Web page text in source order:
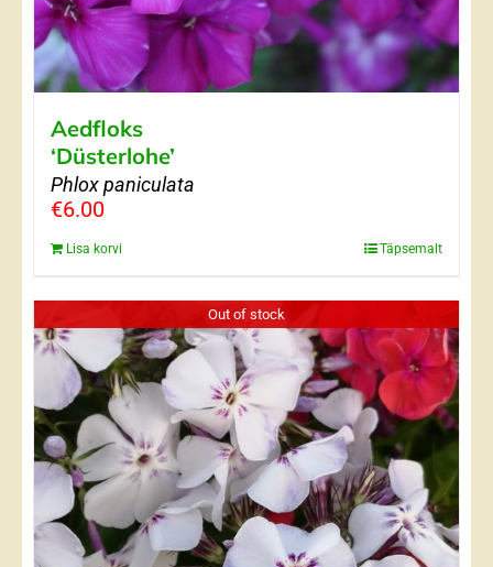
Aedfloks
‘Düsterlohe’
Phlox paniculata
€6.00
Lisa korvi Täpsemalt
Out of stock